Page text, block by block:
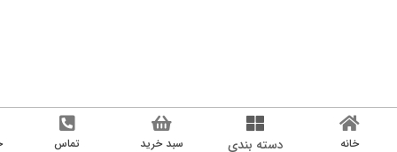
دسته بندی سبد خرید تماس حساب کاربری